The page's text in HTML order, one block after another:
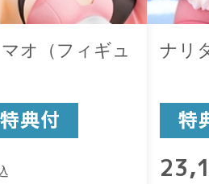
オ（フィギュ
ナリ